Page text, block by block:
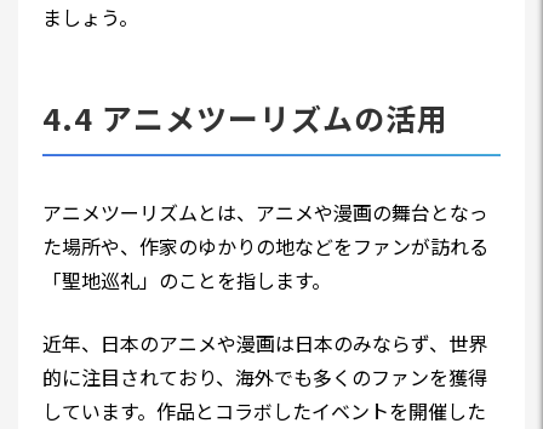
ましょう。
4.4 アニメツーリズムの活用
アニメツーリズムとは、アニメや漫画の舞台となっ
た場所や、作家のゆかりの地などをファンが訪れる
「聖地巡礼」のことを指します。
近年、日本のアニメや漫画は日本のみならず、世界
的に注目されており、海外でも多くのファンを獲得
しています。作品とコラボしたイベントを開催した